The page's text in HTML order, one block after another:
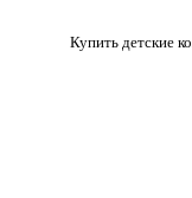
Купить детские